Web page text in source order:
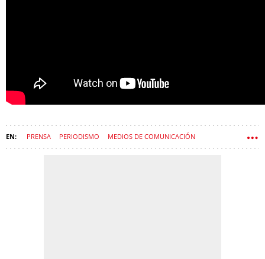
PRENSA PERIODISMO MEDIOS DE COMUNICACIÓN